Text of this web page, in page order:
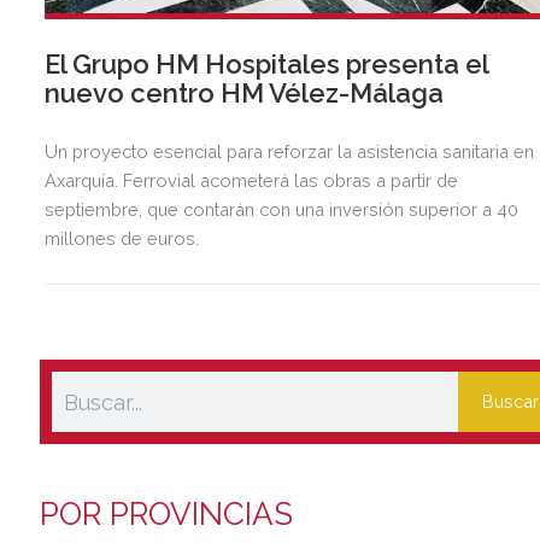
El Grupo HM Hospitales presenta el
nuevo centro HM Vélez-Málaga
Un proyecto esencial para reforzar la asistencia sanitaria en
Axarquía. Ferrovial acometerá las obras a partir de
septiembre, que contarán con una inversión superior a 40
millones de euros.
Buscar
POR PROVINCIAS